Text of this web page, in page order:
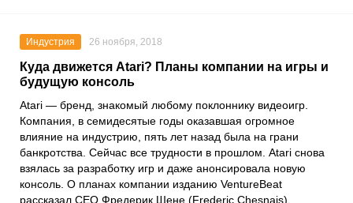
Индустрия 26 ноября, 2018
Куда движется Atari? Планы компании на игры и
будущую консоль
Atari — бренд, знакомый любому поклоннику видеоигр.
Компания, в семидесятые годы оказавшая огромное
влияние на индустрию, пять лет назад была на грани
банкротства. Сейчас все трудности в прошлом. Atari снова
взялась за разработку игр и даже анонсировала новую
консоль. О планах компании изданию VentureBeat
рассказал CEO Фредерик Шене (Frederic Chesnais).